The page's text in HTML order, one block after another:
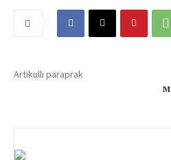
Artikulli paraprak